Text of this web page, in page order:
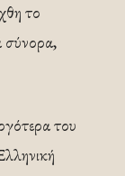
το
σύνορα,
του